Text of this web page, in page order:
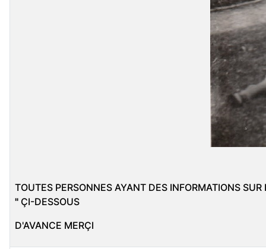
TOUTES PERSONNES AYANT DES INFORMATIONS
" ÇI-DESSOUS
D'AVANCE MERÇI